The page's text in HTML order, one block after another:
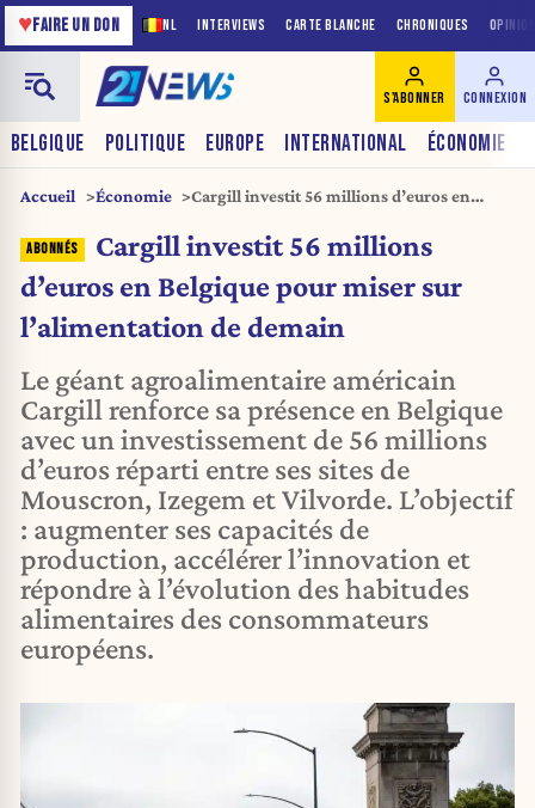
NL INTERVIEWS CARTE BLANCHE CHRONIQUES
♥FAIRE UN DON
BELGIQUE POLITIQUE EUROPE INTERNATIONAL ÉCONOMIE
S'ABONNER CONNEXION
Accueil Économie
Cargill investit 56 millions d’euros en
demain
Cargill investit 56 millions
d’euros en Belgique pour miser sur
l’alimentation de demain
Le géant agroalimentaire américain
Cargill renforce sa présence en Belgique
avec un investissement de 56 millions
d’euros réparti entre ses sites de
Mouscron, Izegem et Vilvorde. L’objectif
: augmenter ses capacités de
production, accélérer l’innovation et
répondre à l’évolution des habitudes
alimentaires des consommateurs
européens.